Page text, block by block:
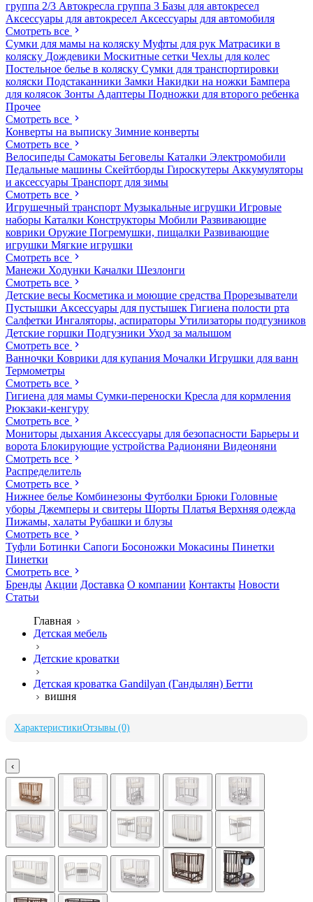
группа 2/3 Автокресла группа 3 Базы для автокресел
Аксессуары для автокресел Аксессуары для автомобиля
Смотреть все
Сумки для мамы на коляску Муфты для рук Матрасики в
коляску Дождевики Москитные сетки Чехлы для колес
Постельное белье в коляску Сумки для транспортировки
коляски Подстаканники Замки Накидки на ножки Бампера
для колясок Зонты Адаптеры Подножки для второго ребенка
Прочее
Смотреть все
Конверты на выписку Зимние конверты
Смотреть все
Велосипеды Самокаты Беговелы Каталки Электромобили
Педальные машины Скейтборды Гироскутеры Аккумуляторы
и аксессуары Транспорт для зимы
Смотреть все
Игрушечный транспорт Музыкальные игрушки Игровые
наборы Каталки Конструкторы Мобили Развивающие
коврики Оружие Погремушки, пищалки Развивающие
игрушки Мягкие игрушки
Смотреть все
Манежи Ходунки Качалки Шезлонги
Смотреть все
Детские весы Косметика и моющие средства Прорезыватели
Пустышки Аксессуары для пустышек Гигиена полости рта
Салфетки Ингаляторы, аспираторы Утилизаторы подгузников
Детские горшки Подгузники Уход за малышом
Смотреть все
Ванночки Коврики для купания Мочалки Игрушки для ванн
Термометры
Смотреть все
Гигиена для мамы Сумки-переноски Кресла для кормления
Рюкзаки-кенгуру
Смотреть все
Мониторы дыхания Аксессуары для безопасности Барьеры и
ворота Блокирующие устройства Радионяни Видеоняни
Смотреть все
Распределитель
Смотреть все
Нижнее белье Комбинезоны Футболки Брюки Головные
уборы Джемперы и свитеры Шорты Платья Верхняя одежда
Пижамы, халаты Рубашки и блузы
Смотреть все
Туфли Ботинки Сапоги Босоножки Мокасины Пинетки
Пинетки
Смотреть все
Бренды Акции Доставка О компании Контакты Новости
Статьи
Главная
Детская мебель
Детские кроватки
Детская кроватка Gandilyan (Гандылян) Бетти
вишня
ХарактеристикиОтзывы (0)
‹